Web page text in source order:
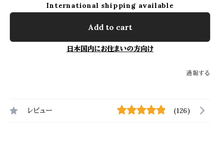
International shipping available
Add to cart
日本国内にお住まいの方向け
通報する
レビュー (126)